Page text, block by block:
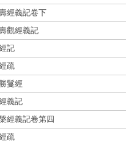
經義記卷下
觀經義記
記
疏
鬘經
義記
經義記卷第四
疏